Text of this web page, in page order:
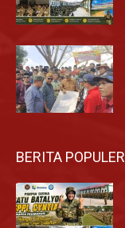
BERITA POPULER